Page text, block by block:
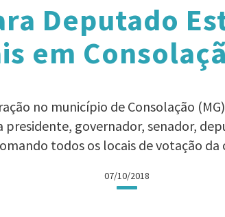
Deputado
em
no município de Consolação
presidente, governador, senador,
todos os locais de votação da
07/10/2018